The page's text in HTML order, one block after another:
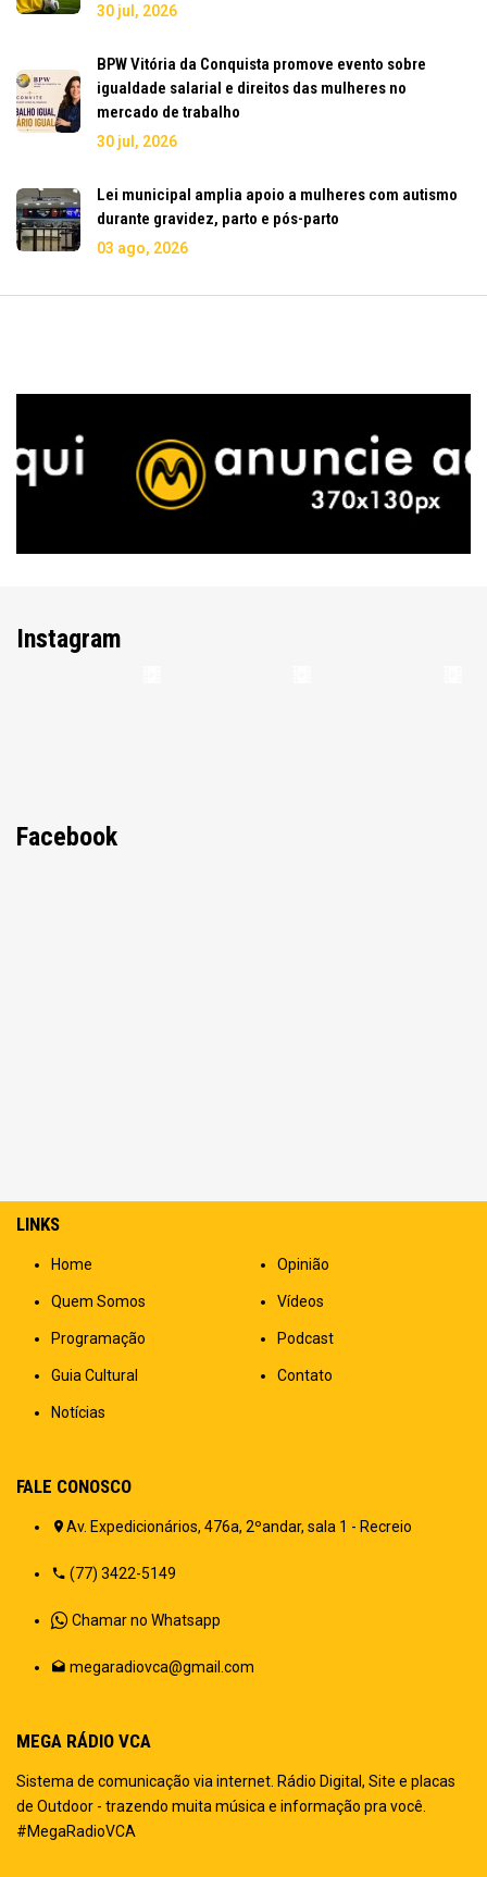
30 jul, 2026
BPW Vitória da Conquista promove evento sobre
igualdade salarial e direitos das mulheres no
mercado de trabalho
30 jul, 2026
Lei municipal amplia apoio a mulheres com autismo
durante gravidez, parto e pós-parto
03 ago, 2026
Instagram
Facebook
LINKS
Home
Quem Somos
Programação
Guia Cultural
Notícias
Opinião
Vídeos
Podcast
Contato
FALE CONOSCO
Av. Expedicionários, 476a, 2ºandar, sala 1 - Recreio
(77) 3422-5149
Chamar no Whatsapp
megaradiovca@gmail.com
MEGA RÁDIO VCA
Sistema de comunicação via internet. Rádio Digital, Site e placas
de Outdoor - trazendo muita música e informação pra você.
#MegaRadioVCA